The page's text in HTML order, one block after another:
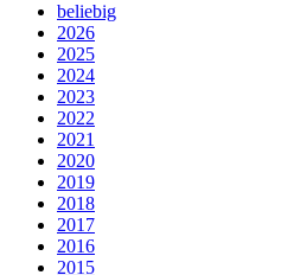
beliebig
2026
2025
2024
2023
2022
2021
2020
2019
2018
2017
2016
2015